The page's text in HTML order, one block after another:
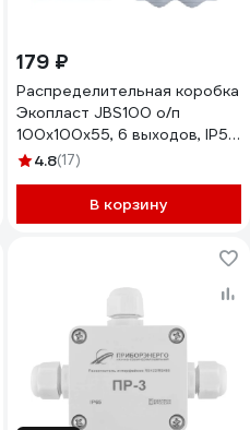
179 ₽
Распределительная коробка
Экопласт JBS100 о/п
100х100х55, 6 выходов, IP55
44007-1
4.8(17)
В корзину